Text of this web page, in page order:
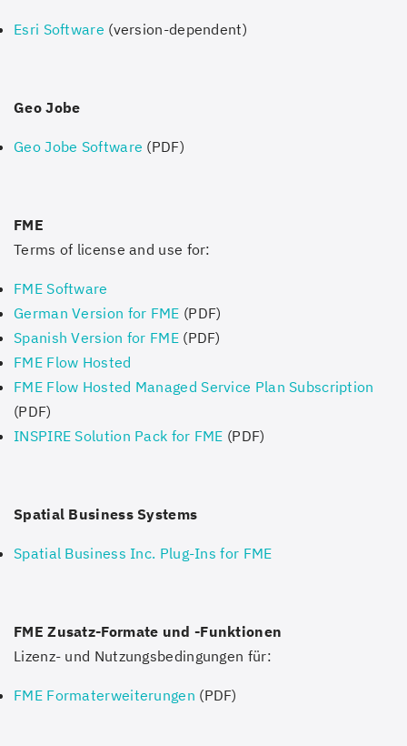
Esri Software (version-dependent)
Geo Jobe
Geo Jobe Software (PDF)
FME
Terms of license and use for:
FME Software
German Version for FME (PDF)
Spanish Version for FME(PDF)
FME Flow Hosted
FME Flow Hosted Managed Service Plan Subscription
(PDF)
INSPIRE Solution Pack for FME (PDF)
Spatial Business Systems
Spatial Business Inc. Plug-Ins for FME
FME Zusatz-Formate und -Funktionen
Lizenz- und Nutzungsbedingungen für:
FME Formaterweiterungen (PDF)